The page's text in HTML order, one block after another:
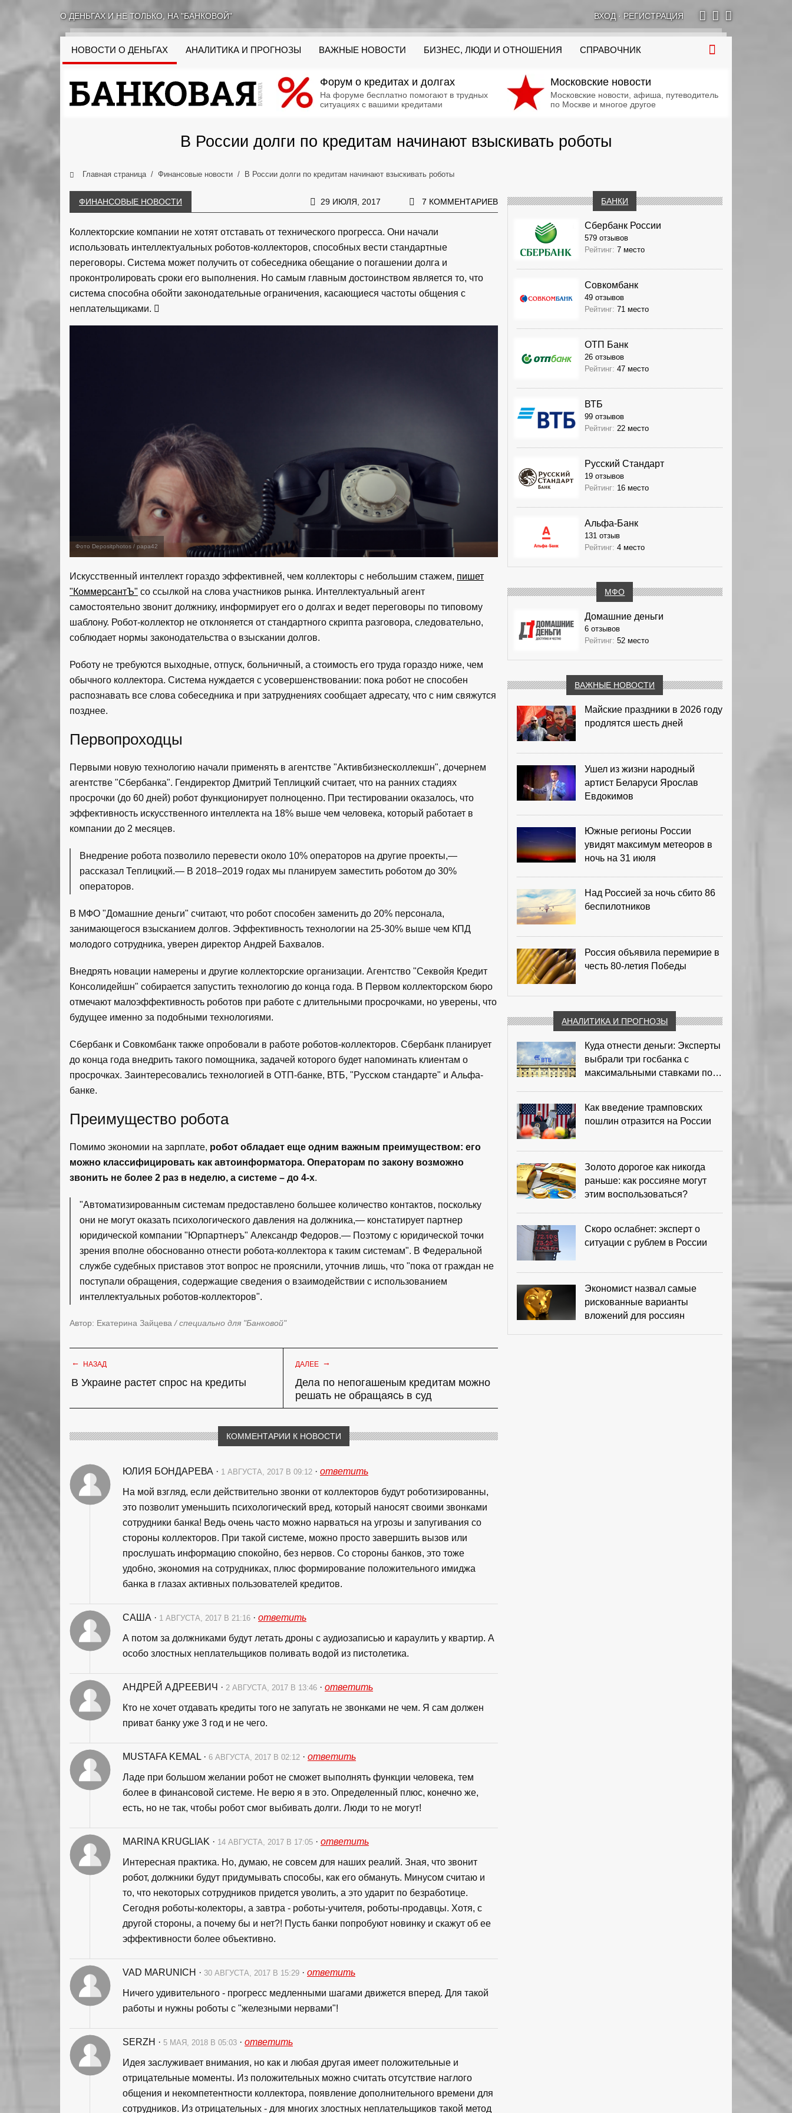
О ДЕНЬГАХ И НЕ ТОЛЬКО, НА "БАНКОВОЙ" ВХОД· РЕГИСТРАЦИЯ
НОВОСТИ О ДЕНЬГАХ АНАЛИТИКА И ПРОГНОЗЫ ВАЖНЫЕ НОВОСТИ БИЗНЕС, ЛЮДИ И ОТНОШЕНИЯ СПРАВОЧНИК
Форум о кредитах и долгах
На форуме бесплатно помогают в трудных
ситуациях с вашими кредитами
Московские новости
Московские новости, афиша, путеводитель
по Москве и многое другое
В России долги по кредитам начинают взыскивать роботы
Главная страница Финансовые новости В России долги по кредитам начинают взыскивать роботы
ФИНАНСОВЫЕ НОВОСТИ 29 ИЮЛЯ, 2017 7 КОММЕНТАРИЕВ
Коллекторские компании не хотят отставать от технического прогресса. Они начали
использовать интеллектуальных роботов-коллекторов, способных вести стандартные
переговоры. Система может получить от собеседника обещание о погашении долга и
проконтролировать сроки его выполнения. Но самым главным достоинством является то, что
система способна обойти законодательные ограничения, касающиеся частоты общения с
неплательщиками.
Фото Depositphotos / papa42
Искусственный интеллект гораздо эффективней, чем коллекторы с небольшим стажем, пишет
"КоммерсантЪ" со ссылкой на слова участников рынка. Интеллектуальный агент
самостоятельно звонит должнику, информирует его о долгах и ведет переговоры по типовому
шаблону. Робот-коллектор не отклоняется от стандартного скрипта разговора, следовательно,
соблюдает нормы законодательства о взыскании долгов.
Роботу не требуются выходные, отпуск, больничный, а стоимость его труда гораздо ниже, чем
обычного коллектора. Система нуждается с усовершенствовании: пока робот не способен
распознавать все слова собеседника и при затруднениях сообщает адресату, что с ним свяжутся
позднее.
Первопроходцы
Первыми новую технологию начали применять в агентстве "Активбизнесколлекшн", дочернем
агентстве "Сбербанка". Гендиректор Дмитрий Теплицкий считает, что на ранних стадиях
просрочки (до 60 дней) робот функционирует полноценно. При тестировании оказалось, что
эффективность искусственного интеллекта на 18% выше чем человека, который работает в
компании до 2 месяцев.
Внедрение робота позволило перевести около 10% операторов на другие проекты,—
рассказал Теплицкий.— В 2018–2019 годах мы планируем заместить роботом до 30%
операторов.
В МФО "Домашние деньги" считают, что робот способен заменить до 20% персонала,
занимающегося взысканием долгов. Эффективность технологии на 25-30% выше чем КПД
молодого сотрудника, уверен директор Андрей Бахвалов.
Внедрять новации намерены и другие коллекторские организации. Агентство "Секвойя Кредит
Консолидейшн" собирается запустить технологию до конца года. В Первом коллекторском бюро
отмечают малоэффективность роботов при работе с длительными просрочками, но уверены, что
будущее именно за подобными технологиями.
Сбербанк и Совкомбанк также опробовали в работе роботов-коллекторов. Сбербанк планирует
до конца года внедрить такого помощника, задачей которого будет напоминать клиентам о
просрочках. Заинтересовались технологией в ОТП-банке, ВТБ, "Русском стандарте" и Альфа-
банке.
Преимущество робота
Помимо экономии на зарплате, робот обладает еще одним важным преимуществом: его
можно классифицировать как автоинформатора. Операторам по закону возможно
звонить не более 2 раз в неделю, а системе – до 4-х.
"Автоматизированным системам предоставлено большее количество контактов, поскольку
они не могут оказать психологического давления на должника,— констатирует партнер
юридической компании "Юрпартнеръ" Александр Федоров.— Поэтому с юридической точки
зрения вполне обоснованно отнести робота-коллектора к таким системам". В Федеральной
службе судебных приставов этот вопрос не прояснили, уточнив лишь, что "пока от граждан не
поступали обращения, содержащие сведения о взаимодействии с использованием
интеллектуальных роботов-коллекторов".
Автор: Екатерина Зайцева/ специально для "Банковой"
← НАЗАД
В Украине растет спрос на кредиты
ДАЛЕЕ →
Дела по непогашеным кредитам можно
решать не обращаясь в суд
КОММЕНТАРИИ К НОВОСТИ
ЮЛИЯ БОНДАРЕВА · 1 АВГУСТА, 2017 В 09:12 · ответить
На мой взгляд, если действительно звонки от коллекторов будут роботизированны,
это позволит уменьшить психологический вред, который наносят своими звонками
сотрудники банка! Ведь очень часто можно нарваться на угрозы и запугивания со
стороны коллекторов. При такой системе, можно просто завершить вызов или
прослушать информацию спокойно, без нервов. Со стороны банков, это тоже
удобно, экономия на сотрудниках, плюс формирование положительного имиджа
банка в глазах активных пользователей кредитов.
САША · 1 АВГУСТА, 2017 В 21:16 · ответить
А потом за должниками будут летать дроны с аудиозаписью и караулить у квартир. А
особо злостных неплательщиков поливать водой из пистолетика.
АНДРЕЙ АДРЕЕВИЧ · 2 АВГУСТА, 2017 В 13:46 · ответить
Кто не хочет отдавать кредиты того не запугать не звонками не чем. Я сам должен
приват банку уже 3 год и не чего.
MUSTAFA KEMAL · 6 АВГУСТА, 2017 В 02:12 · ответить
Ладе при большом желании робот не сможет выполнять функции человека, тем
более в финансовой системе. Не верю я в это. Определенный плюс, конечно же,
есть, но не так, чтобы робот смог выбивать долги. Люди то не могут!
MARINA KRUGLIAK · 14 АВГУСТА, 2017 В 17:05 · ответить
Интересная практика. Но, думаю, не совсем для наших реалий. Зная, что звонит
робот, должники будут придумывать способы, как его обмануть. Минусом считаю и
то, что некоторых сотрудников придется уволить, а это ударит по безработице.
Сегодня роботы-колекторы, а завтра - роботы-учителя, роботы-продавцы. Хотя, с
другой стороны, а почему бы и нет?! Пусть банки попробуют новинку и скажут об ее
эффективности более объективно.
VAD MARUNICH · 30 АВГУСТА, 2017 В 15:29 · ответить
Ничего удивительного - прогресс медленными шагами движется вперед. Для такой
работы и нужны роботы с "железными нервами"!
SERZH · 5 МАЯ, 2018 В 05:03 · ответить
Идея заслуживает внимания, но как и любая другая имеет положительные и
отрицательные моменты. Из положительных можно считать отсутствие наглого
общения и некомпетентности коллектора, появление дополнительного времени для
сотрудников. Из отрицательных - для многих злостных неплательщиков такой метод
БАНКИ
Сбербанк России
579 отзывов
Рейтинг: 7 место
Совкомбанк
49 отзывов
Рейтинг: 71 место
ОТП Банк
26 отзывов
Рейтинг: 47 место
ВТБ
99 отзывов
Рейтинг: 22 место
Русский Стандарт
19 отзывов
Рейтинг: 16 место
Альфа-Банк
131 отзыв
Рейтинг: 4 место
МФО
Домашние деньги
6 отзывов
Рейтинг: 52 место
ВАЖНЫЕ НОВОСТИ
Майские праздники в 2026 году
продлятся шесть дней
Ушел из жизни народный
артист Беларуси Ярослав
Евдокимов
Южные регионы России
увидят максимум метеоров в
ночь на 31 июля
Над Россией за ночь сбито 86
беспилотников
Россия объявила перемирие в
честь 80-летия Победы
АНАЛИТИКА И ПРОГНОЗЫ
Куда отнести деньги: Эксперты
выбрали три госбанка с
максимальными ставками по
Как введение трамповских
пошлин отразится на России
Золото дорогое как никогда
раньше: как россияне могут
этим воспользоваться?
Скоро ослабнет: эксперт о
ситуации с рублем в России
Экономист назвал самые
рискованные варианты
вложений для россиян